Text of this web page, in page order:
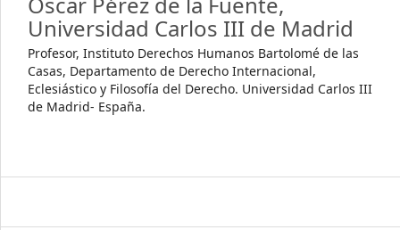
Universidad Carlos III de Madrid
Profesor, Instituto Derechos Humanos Bartolomé de las
Casas, Departamento de Derecho Internacional,
Eclesiástico y Filosofía del Derecho. Universidad Carlos III
de Madrid- España.